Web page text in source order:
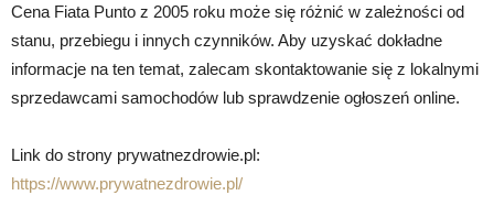
Cena Fiata Punto z 2005 roku może się różnić w zależności od
stanu, przebiegu i innych czynników. Aby uzyskać dokładne
informacje na ten temat, zalecam skontaktowanie się z lokalnymi
sprzedawcami samochodów lub sprawdzenie ogłoszeń online.
Link do strony prywatnezdrowie.pl:
https://www.prywatnezdrowie.pl/